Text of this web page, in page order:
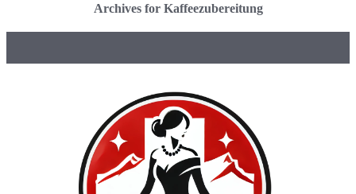
Archives for Kaffeezubereitung